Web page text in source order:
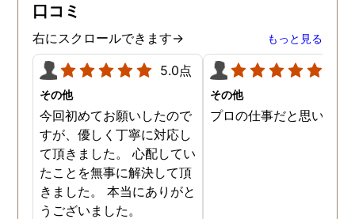
口コミ
右にスクロールできます→ もっと見る
5.0点
その他
今回初めてお願いしたので
すが、優しく丁寧に対応し
て頂きました。 心配してい
たことを無事に解決して頂
きました。 本当にありがと
うございました。
その他
プロの仕事だと思います